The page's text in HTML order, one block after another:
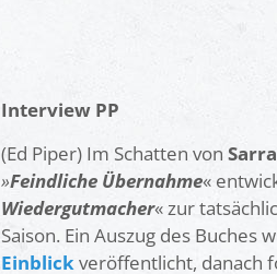
Interview PP
(Ed Piper) Im Schatten von
»Feindliche Übernahme«
Wiedergutmacher« zur
Saison. Ein Auszug des Buches
Einblickveröffentlicht, danach